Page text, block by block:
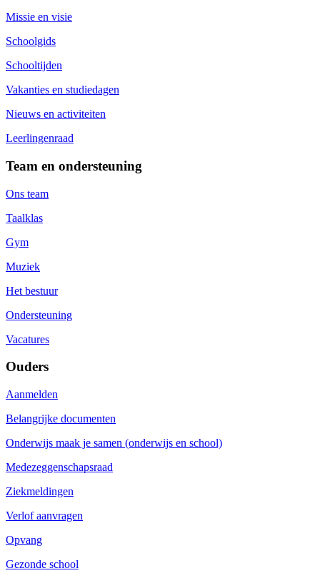
Missie en visie
Schoolgids
Schooltijden
Vakanties en studiedagen
Nieuws en activiteiten
Leerlingenraad
Team en ondersteuning
Ons team
Taalklas
Gym
Muziek
Het bestuur
Ondersteuning
Vacatures
Ouders
Aanmelden
Belangrijke documenten
Onderwijs maak je samen (onderwijs en school)
Medezeggenschapsraad
Ziekmeldingen
Verlof aanvragen
Opvang
Gezonde school